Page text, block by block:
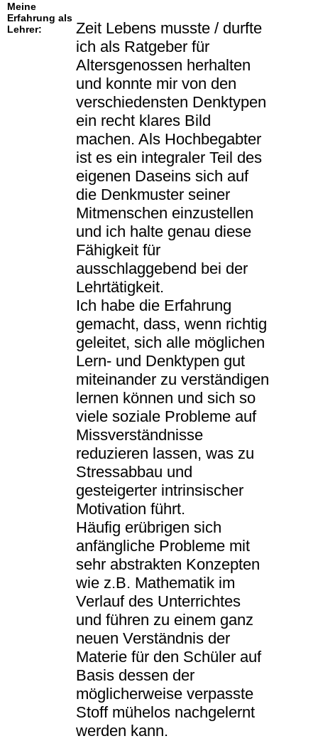
Meine
Erfahrung als
Lehrer:
Zeit Lebens musste / durfte
ich als Ratgeber für
Altersgenossen herhalten
und konnte mir von den
verschiedensten Denktypen
ein recht klares Bild
machen. Als Hochbegabter
ist es ein integraler Teil des
eigenen Daseins sich auf
die Denkmuster seiner
Mitmenschen einzustellen
und ich halte genau diese
Fähigkeit für
ausschlaggebend bei der
Lehrtätigkeit.
Ich habe die Erfahrung
gemacht, dass, wenn richtig
geleitet, sich alle möglichen
Lern- und Denktypen gut
miteinander zu verständigen
lernen können und sich so
viele soziale Probleme auf
Missverständnisse
reduzieren lassen, was zu
Stressabbau und
gesteigerter intrinsischer
Motivation führt.
Häufig erübrigen sich
anfängliche Probleme mit
sehr abstrakten Konzepten
wie z.B. Mathematik im
Verlauf des Unterrichtes
und führen zu einem ganz
neuen Verständnis der
Materie für den Schüler auf
Basis dessen der
möglicherweise verpasste
Stoff mühelos nachgelernt
werden kann.